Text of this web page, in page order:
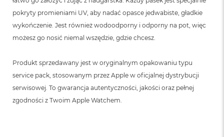
pokryty promieniami UV, aby nadać opasce jedwabiste, gładkie
wykończenie. Jest również wodoodporny i odporny na pot, więc
możesz go nosić niemal wszędzie, gdzie chcesz.
Produkt sprzedawany jest w oryginalnym opakowaniu typu
service pack, stosowanym przez Apple w oficjalnej dystrybucji
serwisowej. To gwarancja autentyczności, jakości oraz pełnej
zgodności z Twoim Apple Watchem.